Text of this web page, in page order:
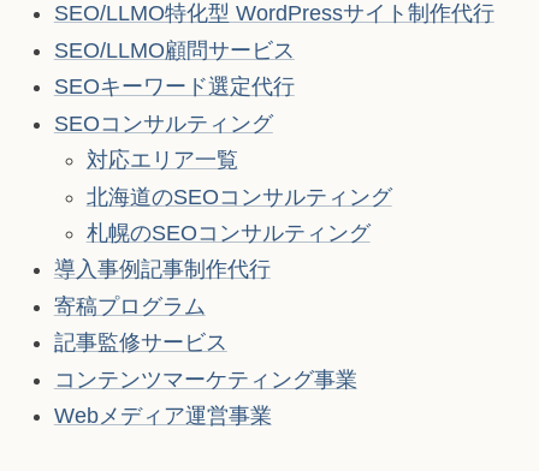
SEO/LLMO特化型 WordPressサイト制作代行
SEO/LLMO顧問サービス
SEOキーワード選定代行
SEOコンサルティング
対応エリア一覧
北海道のSEOコンサルティング
札幌のSEOコンサルティング
導入事例記事制作代行
寄稿プログラム
記事監修サービス
コンテンツマーケティング事業
Webメディア運営事業